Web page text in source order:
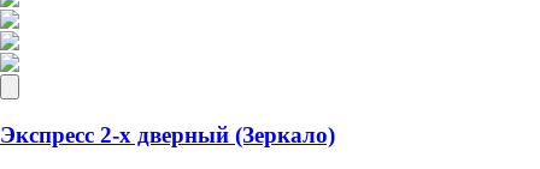
Экспресс 2-х дверный (Зеркало)